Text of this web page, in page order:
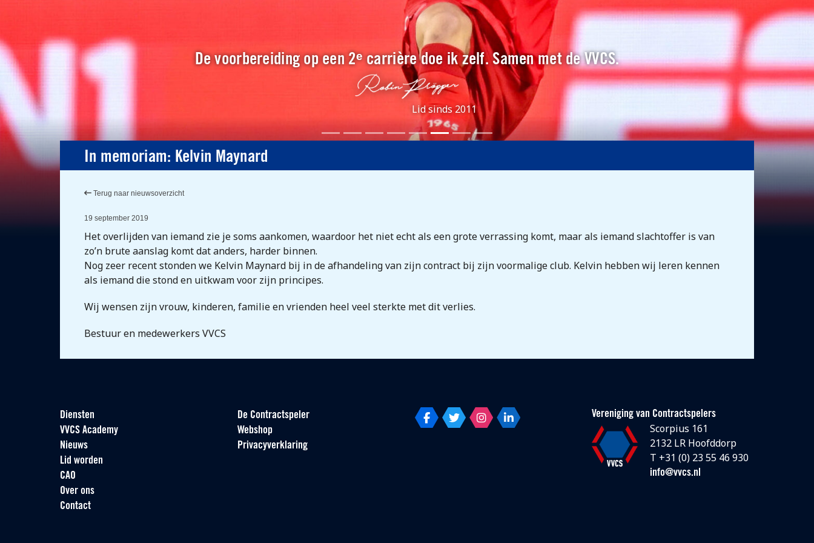
De voorbereiding op een 2ᵉ carrière doe ik zelf. Samen met de VVCS.
Lid sinds 2011
In memoriam: Kelvin Maynard
Terug naar nieuwsoverzicht
19 september 2019
Het overlijden van iemand zie je soms aankomen, waardoor het niet echt als een grote verrassing komt, maar als iemand slachtoffer is van
zo’n brute aanslag komt dat anders, harder binnen.
Nog zeer recent stonden we Kelvin Maynard bij in de afhandeling van zijn contract bij zijn voormalige club. Kelvin hebben wij leren kennen
als iemand die stond en uitkwam voor zijn principes.
Wij wensen zijn vrouw, kinderen, familie en vrienden heel veel sterkte met dit verlies.
Bestuur en medewerkers VVCS
Diensten
VVCS Academy
Nieuws
Lid worden
CAO
Over ons
Contact
De Contractspeler
Webshop
Privacyverklaring
Vereniging van Contractspelers
Scorpius 161
2132 LR Hoofddorp
T +31 (0) 23 55 46 930
info@vvcs.nl